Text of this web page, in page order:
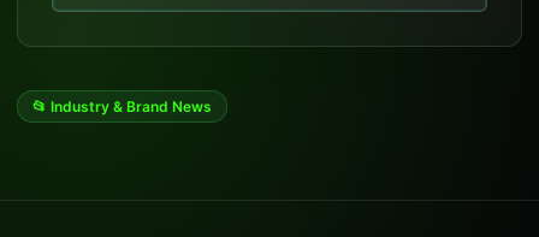
📂 Industry & Brand News